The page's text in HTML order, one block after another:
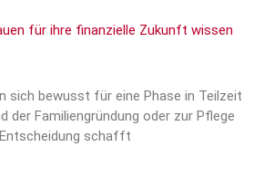
für ihre finanzielle Zukunft wissen
sich bewusst für eine Phase in Teilzeit
der Familiengründung oder zur Pflege
schafft